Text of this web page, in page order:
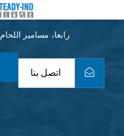
رابعا، مسامير اللحام